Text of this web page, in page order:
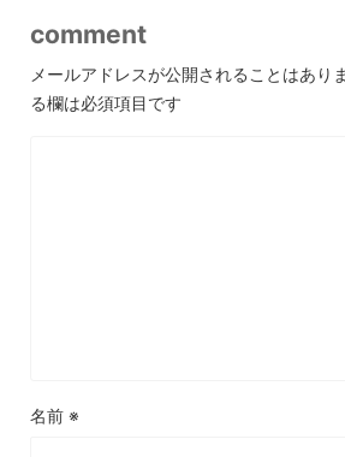
comment
メールアドレスが公開されることはあり
る欄は必須項目です
名前 ※